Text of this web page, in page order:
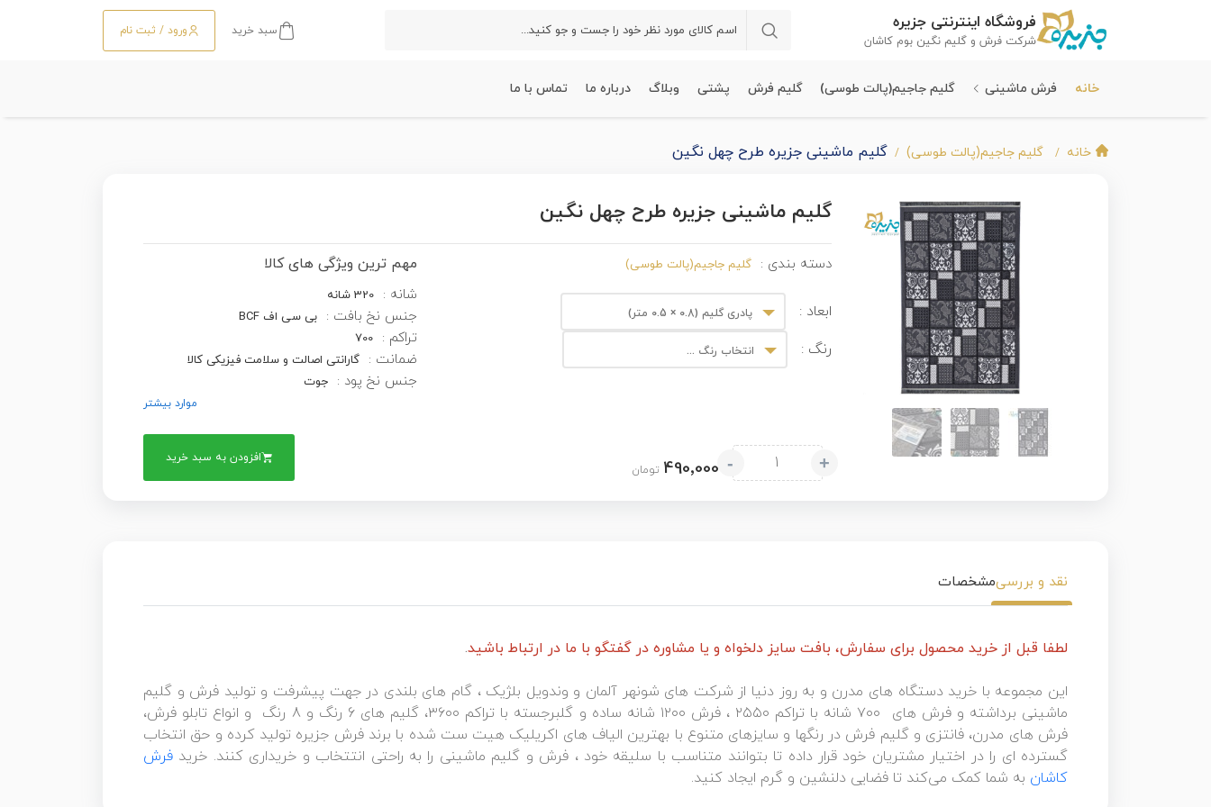
فروشگاه اینترنتی جزیره
شرکت فرش و گلیم نگین بوم کاشان
سبد خرید ورود / ثبت نام
خانه فرش ماشینی گلیم جاجیم(پالت طوسی) گلیم فرش پشتی وبلاگ درباره ما تماس با ما
خانه گلیم جاجیم(پالت طوسی) گلیم ماشینی جزیره طرح چهل نگین
گلیم ماشینی جزیره طرح چهل نگین
دسته بندی : گلیم جاجیم(پالت طوسی)
ابعاد : پادری گلیم (0.8 × 0.5 متر)
رنگ : انتخاب رنگ ...
مهم ترین ویژگی های کالا
شانه : 320 شانه
جنس نخ بافت : بی سی اف BCF
تراکم : 700
ضمانت : گارانتی اصالت و سلامت فیزیکی کالا
جنس نخ پود : جوت
موارد بیشتر
+
- 490٬000 تومان
افزودن به سبد خرید
نقد و بررسیمشخصات
لطفا قبل از خرید محصول برای سفارش، بافت سایز دلخواه و یا مشاوره در گفتگو با ما در ارتباط باشید.
این مجموعه با خرید دستگاه های مدرن و به روز دنیا از شرکت های شونهر آلمان و وندویل بلژیک ، گام های بلندی در جهت پیشرفت و تولید فرش و گلیم
ماشینی برداشته و فرش های ۷۰۰ شانه با تراکم ۲۵۵۰ ، فرش ۱۲۰۰ شانه ساده و گلبرجسته با تراکم ۳۶۰۰، گلیم های 6 رنگ و 8 رنگ و انواع تابلو فرش،
فرش های مدرن، فانتزی و گلیم فرش در رنگها و سایزهای متنوع با بهترین الیاف های اکریلیک هیت ست شده با برند فرش جزیره تولید کرده و حق انتخاب
گسترده ای را در اختیار مشتریان خود قرار داده تا بتوانند متناسب با سلیقه خود ، فرش و گلیم ماشینی را به راحتی انتتخاب و خریداری کنند. خرید فرش
کاشان به شما کمک می‌کند تا فضایی دلنشین و گرم ایجاد کنید.